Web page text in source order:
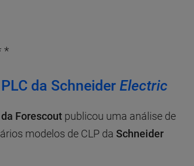
*
da SchneiderElectric
Forescoutpublicou uma análise de
modelos de CLP da Schneider